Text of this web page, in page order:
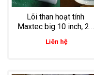
Lõi than hoạt tính
Maxtec big 10 inch, 20
inch lọc chất lỏng lưu
lượng lớn
Liên hệ